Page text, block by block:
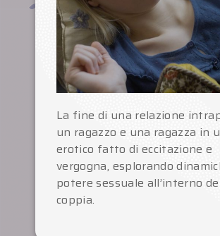
La fine di una relazione
un ragazzo e una ragazza in
erotico fatto di eccitazione e
vergogna, esplorando
potere sessuale all’interno
coppia.